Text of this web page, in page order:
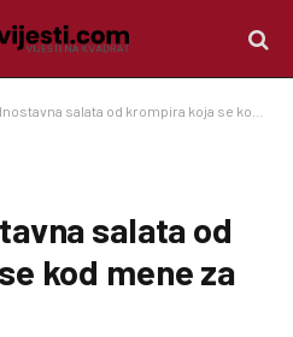
salata od krompira koja se kod mene za čas pojede
salata od
kod mene za